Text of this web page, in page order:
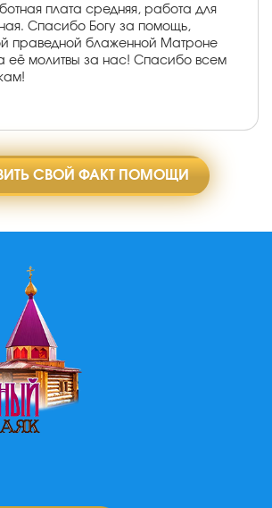
плата средняя, работа для
Спасибо Богу за помощь,
праведной блаженной Матроне
её молитвы за нас! Спасибо всем
СВОЙ ФАКТ ПОМОЩИ